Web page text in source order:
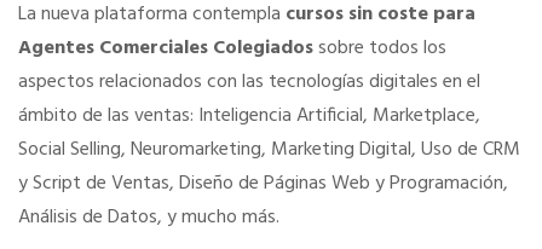
Título Oficial
Tu Carnet Profesional, ahora Digital
Ahorra en carburantes
La nueva plataforma contempla cursos sin coste para
Agentes Comerciales Colegiadossobre todos los
aspectos relacionados con las tecnologías digitales en el
ámbito de las ventas: Inteligencia Artificial, Marketplace,
Social Selling, Neuromarketing, Marketing Digital, Uso de CRM
y Script de Ventas, Diseño de Páginas Web y Programación,
Análisis de Datos, y mucho más.